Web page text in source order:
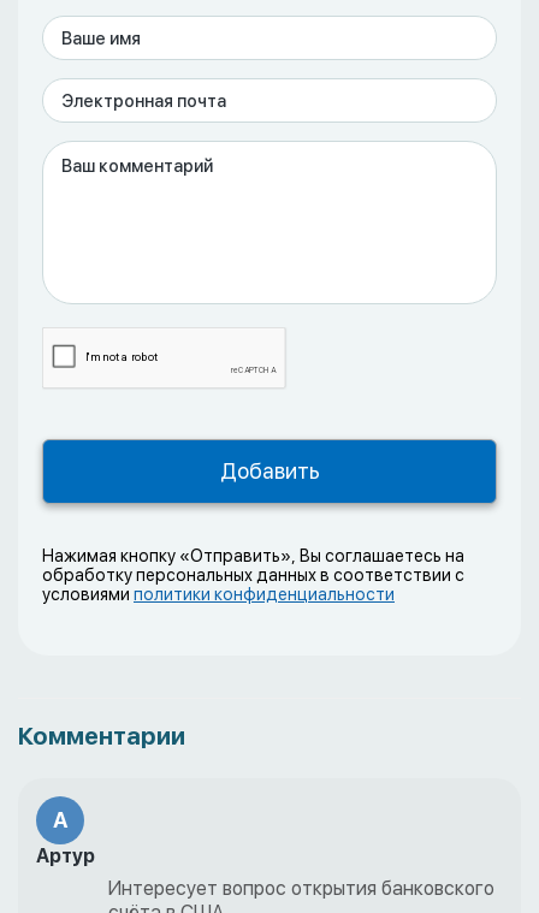
Нажимая кнопку «Отправить», Вы соглашаетесь на
обработку персональных данных в соответствии с
условиями политики конфиденциальности
Комментарии
А
Артур
Интересует вопрос открытия банковского